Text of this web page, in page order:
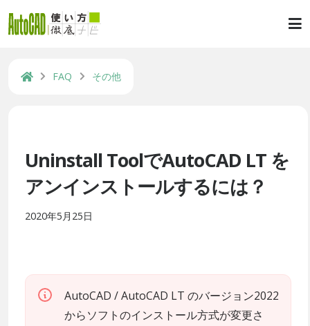
FAQ その他
Uninstall ToolでAutoCAD LT を
アンインストールするには？
2020年5月25日
AutoCAD / AutoCAD LT のバージョン2022
からソフトのインストール方式が変更さ